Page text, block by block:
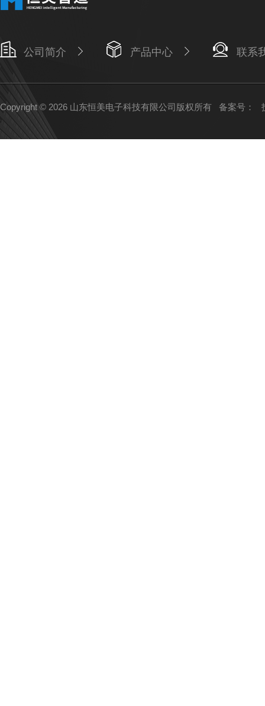
公司简介 产品中心 联系
Copyright © 2026 山东恒美电子科技有限公司版权所有 备案号：